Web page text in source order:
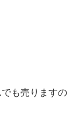
も売りますの